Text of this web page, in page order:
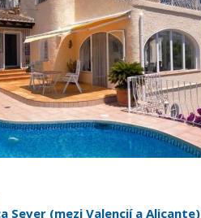
Sever (mezi Valencií a Alicante)